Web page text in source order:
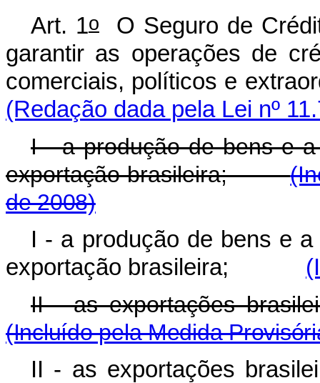
Art. 1oO Seguro de
garantir as operações de
comerciais, políticos e
(Redação dada pela Lei nº
I - a produção de bens e
exportação brasileira;
de 2008)
I - a produção de bens e
exportação brasileira;
II - as exportações
(Incluído pela Medida
II - as exportações